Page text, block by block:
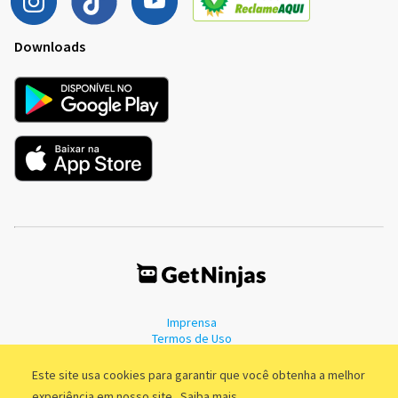
Este site usa cookies para garantir que você obtenha a melhor
Downloads
Imprensa
Termos de Uso